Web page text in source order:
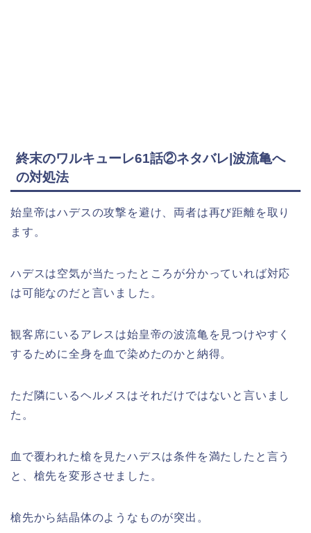
終末のワルキューレ61話②ネタバレ|波流亀へ
の対処法
始皇帝はハデスの攻撃を避け、両者は再び距離を取り
ます。
ハデスは空気が当たったところが分かっていれば対応
は可能なのだと言いました。
観客席にいるアレスは始皇帝の波流亀を見つけやすく
するために全身を血で染めたのかと納得。
ただ隣にいるヘルメスはそれだけではないと言いまし
た。
血で覆われた槍を見たハデスは条件を満たしたと言う
と、槍先を変形させました。
槍先から結晶体のようなものが突出。